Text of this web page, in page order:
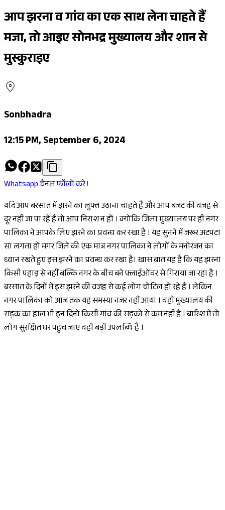
आप झरना व गांव का एक साथ लेना चाहते हैं
मजा, तो आइए सोनभद्र मुख्यालय और शान से
मुस्कुराइए
Sonbhadra
12:15 PM, September 6, 2024
Whatsapp चैनल फॉलो करे !
यदि आप बरसात में झरने का लुफ्त उठाना चाहते हैं और आप बजट की वजह से
दूर नहीं जा पा रहे हैं तो आप निराश न हों । क्योंकि जिला मुख्यालय पर ही नगर
पालिका ने आपके लिए झरने का प्रवन्ध कर रखा है । यह सुनने में जरूर अटपटा
सा लगता हो मगर जिले की एक मात्र नगर पालिका ने लोगों के मनोरंजन का
ध्यान रखते हुए इस झरने का प्रवन्ध कर रखा है। खास बात यह है कि यह झरना
किसी पहाड़ से नहीं बल्कि नगर के बीच बने फ्लाईओवर से गिराया जा रहा है ।
बरसात के दिनों में इस झरने की वजह से कई लोग चोटिल हो रहे हैं । लेकिन
नगर पालिका को आज तक यह समस्या नजर नहीं आया । वहीं मुख्यालय की
सड़क का हाल भी इन दिनों किसी गांव की सड़कों से कम नहीं है । बारिश में तो
लोग सुरक्षित घर पहुंच जाए वही बड़ी उपलब्धि है ।